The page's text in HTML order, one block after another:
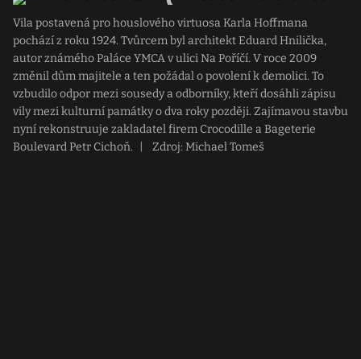
Vila postavená pro houslového virtuosa Karla Hoffmana
pochází z roku 1924. Tvůrcem byl architekt Eduard Hnilička,
autor známého Paláce YMCA v ulici Na Poříčí. V roce 2009
změnil dům majitele a ten požádal o povolení k demolici. To
vzbudilo odpor mezi sousedy a odborníky, kteří dosáhli zápisu
vily mezi kulturní památky o dva roky později. Zajímavou stavbu
nyní rekonstruuje zakladatel firem Crocodille a Bageterie
Boulevard Petr Cichoň.
Zdroj: Michael Tomeš